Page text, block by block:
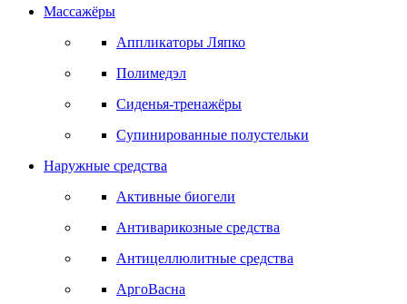
Массажёры
Аппликаторы Ляпко
Полимедэл
Сиденья-тренажёры
Супинированные полустельки
Наружные средства
Активные биогели
Антиварикозные средства
Антицеллюлитные средства
АргоВасна